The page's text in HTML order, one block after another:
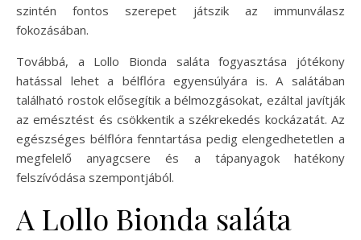
szintén fontos szerepet játszik az immunválasz
fokozásában.
Továbbá, a Lollo Bionda saláta fogyasztása jótékony
hatással lehet a bélflóra egyensúlyára is. A salátában
található rostok elősegítik a bélmozgásokat, ezáltal javítják
az emésztést és csökkentik a székrekedés kockázatát. Az
egészséges bélflóra fenntartása pedig elengedhetetlen a
megfelelő anyagcsere és a tápanyagok hatékony
felszívódása szempontjából.
A Lollo Bionda saláta